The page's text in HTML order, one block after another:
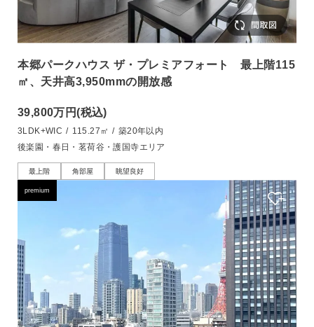
本郷パークハウス ザ・プレミアフォート 最上階115
㎡、天井高3,950mmの開放感
39,800万円(税込)
3LDK+WIC / 115.27㎡ / 築20年以内
後楽園・春日・茗荷谷・護国寺エリア
最上階 角部屋 眺望良好
premium